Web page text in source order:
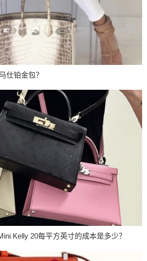
仕铂金包？
Kelly 20每平方英寸的成本是多少？